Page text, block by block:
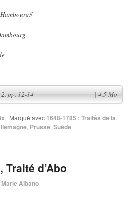
| Marqué avec 1648-1785 : Traités de la
, Prusse,Suède
Traité d’Abo
Marie Albano